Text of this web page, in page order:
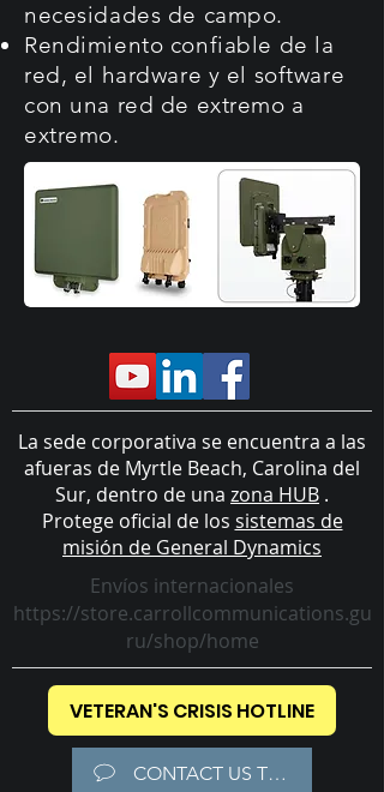
necesidades de campo.
Rendimiento confiable de la
red, el hardware y el software
con una red de extremo a
extremo.
La sede corporativa se encuentra a las
afueras de Myrtle Beach, Carolina del
Sur, dentro de una zona HUB .
Protege oficial de los sistemas de
misión de General Dynamics
Envíos internacionales
https://store.carrollcommunications.gu
ru/shop/home
VETERAN'S CRISIS HOTLINE
CONTACT US TODAY!